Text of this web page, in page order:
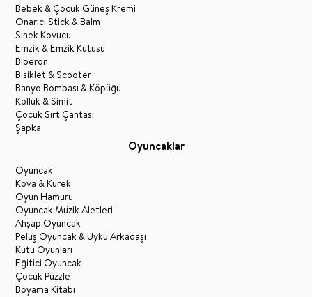
Bebek & Çocuk Güneş Kremi
Onarıcı Stick & Balm
Sinek Kovucu
Emzik & Emzik Kutusu
Biberon
Bisiklet & Scooter
Banyo Bombası & Köpüğü
Kolluk & Simit
Çocuk Sırt Çantası
Şapka
Oyuncaklar
Oyuncak
Kova & Kürek
Oyun Hamuru
Oyuncak Müzik Aletleri
Ahşap Oyuncak
Peluş Oyuncak & Uyku Arkadaşı
Kutu Oyunları
Eğitici Oyuncak
Çocuk Puzzle
Boyama Kitabı